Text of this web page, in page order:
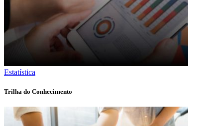
Estatística
Trilha do Conhecimento